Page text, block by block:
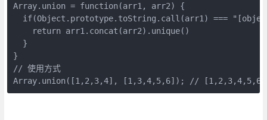
Array.union = function(arr1, arr2) {
if(Object.prototype.toString.call(arr1) ===
    return arr1.concat(arr2).unique()
  }
}
// 使用方式
Array.union([1,2,3,4], [1,3,4,5,6]); // [1,2,3,4,5,6]